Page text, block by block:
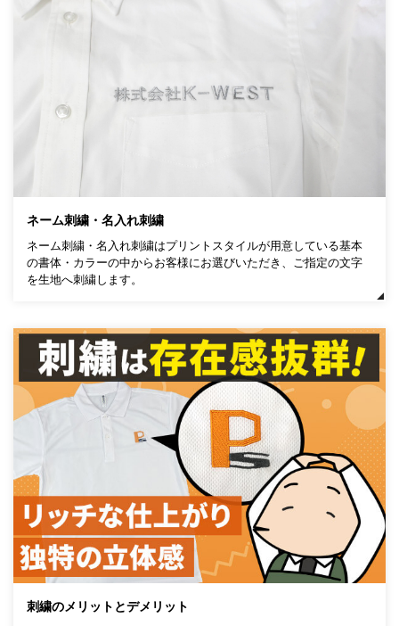
ネーム刺繍・名入れ刺繍
ネーム刺繍・名入れ刺繍はプリントスタイルが用意している基本
の書体・カラーの中からお客様にお選びいただき、ご指定の文字
を生地へ刺繍します。
刺繍のメリットとデメリット